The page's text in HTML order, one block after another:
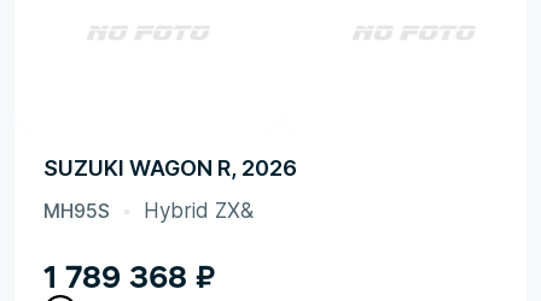
SUZUKI WAGON R, 2026
MH95S Hybrid ZX&
1 789 368 ₽